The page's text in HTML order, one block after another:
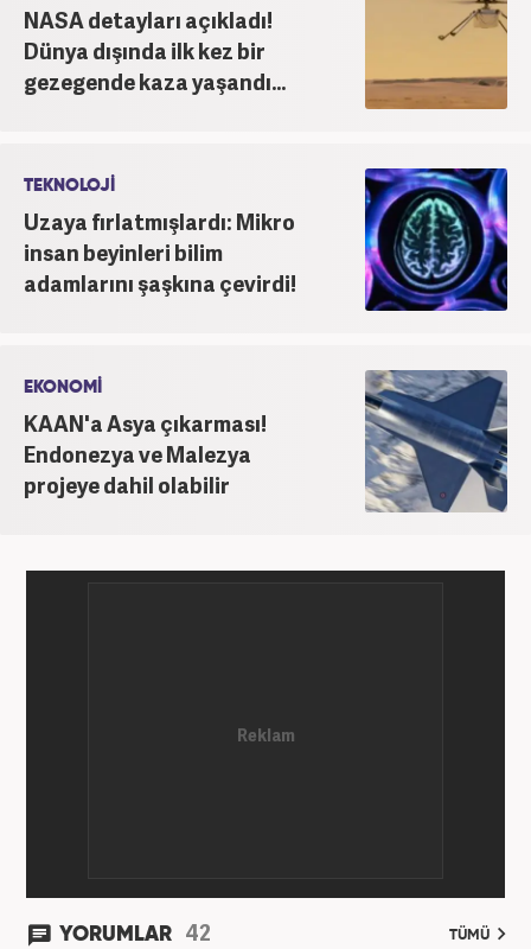
NASA detayları açıkladı!
Dünya dışında ilk kez bir
gezegende kaza yaşandı...
TEKNOLOJİ
Uzaya fırlatmışlardı: Mikro
insan beyinleri bilim
adamlarını şaşkına çevirdi!
EKONOMİ
KAAN'a Asya çıkarması!
Endonezya ve Malezya
projeye dahil olabilir
YORUMLAR 42 TÜMÜ